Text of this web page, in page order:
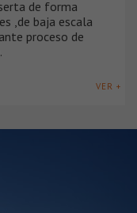
de forma
,de baja escala
proceso de
VER +